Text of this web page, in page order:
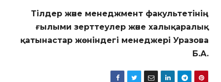
Тілдер және менеджмент факультетінің
ғылыми зерттеулер және халықаралық
қатынастар жөніндегі менеджері Уразова
Б.А.